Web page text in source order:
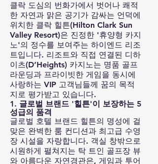
클락 도심의 번화가에서 벗어나 쾌적
한 자연과 맑은 공기가 감싸는 언덕에
위치한 클락 힐튼(Hilton Clark Sun
Valley Resort)은 진정한 '휴양형 카지
노'의 정수를 보여주는 하이엔드 리조
트입니다. 리조트와 직접 연결된 디하
이츠(D’Heights) 카지노는 명품 골프
라운딩과 프라이빗한 게임을 동시에
사랑하는 VIP 고객님들께 꿈의 목적
지로 평가받고 있습니다.
1. 글로벌 브랜드 '힐튼'이 보장하는 5
성급의 품격
글로벌 호텔 브랜드 힐튼의 명성에 걸
맞은 완벽한 룸 컨디션과 최고급 수영
장 시설을 자랑합니다. 객실 창밖으로
시원하게 펼쳐지는 탁 트인 골프장 뷰
와 아름다운 자연경관은, 게임과 투어